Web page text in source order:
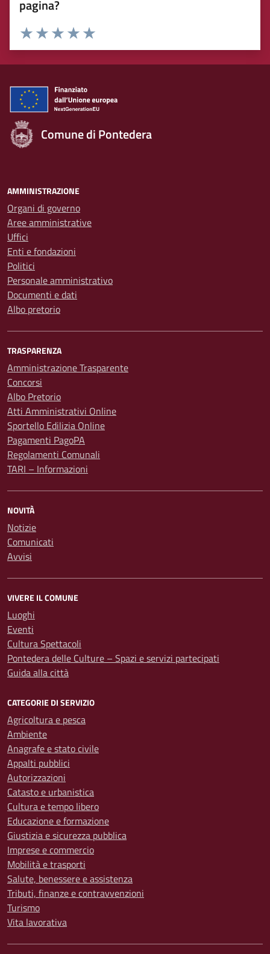
pagina?
Rating:
Valuta 5 stelle su 5
Valuta 4 stelle su 5
Valuta 3 stelle su 5
Valuta 2 stelle su 5
Valuta 1 stelle su 5
Comune di Pontedera
AMMINISTRAZIONE
Organi di governo
Aree amministrative
Uffici
Enti e fondazioni
Politici
Personale amministrativo
Documenti e dati
Albo pretorio
TRASPARENZA
Amministrazione Trasparente
Concorsi
Albo Pretorio
Atti Amministrativi Online
Sportello Edilizia Online
Pagamenti PagoPA
Regolamenti Comunali
TARI – Informazioni
NOVITÀ
Notizie
Comunicati
Avvisi
VIVERE IL COMUNE
Luoghi
Eventi
Cultura Spettacoli
Pontedera delle Culture – Spazi e servizi partecipati
Guida alla città
CATEGORIE DI SERVIZIO
Agricoltura e pesca
Ambiente
Anagrafe e stato civile
Appalti pubblici
Autorizzazioni
Catasto e urbanistica
Cultura e tempo libero
Educazione e formazione
Giustizia e sicurezza pubblica
Imprese e commercio
Mobilità e trasporti
Salute, benessere e assistenza
Tributi, finanze e contravvenzioni
Turismo
Vita lavorativa